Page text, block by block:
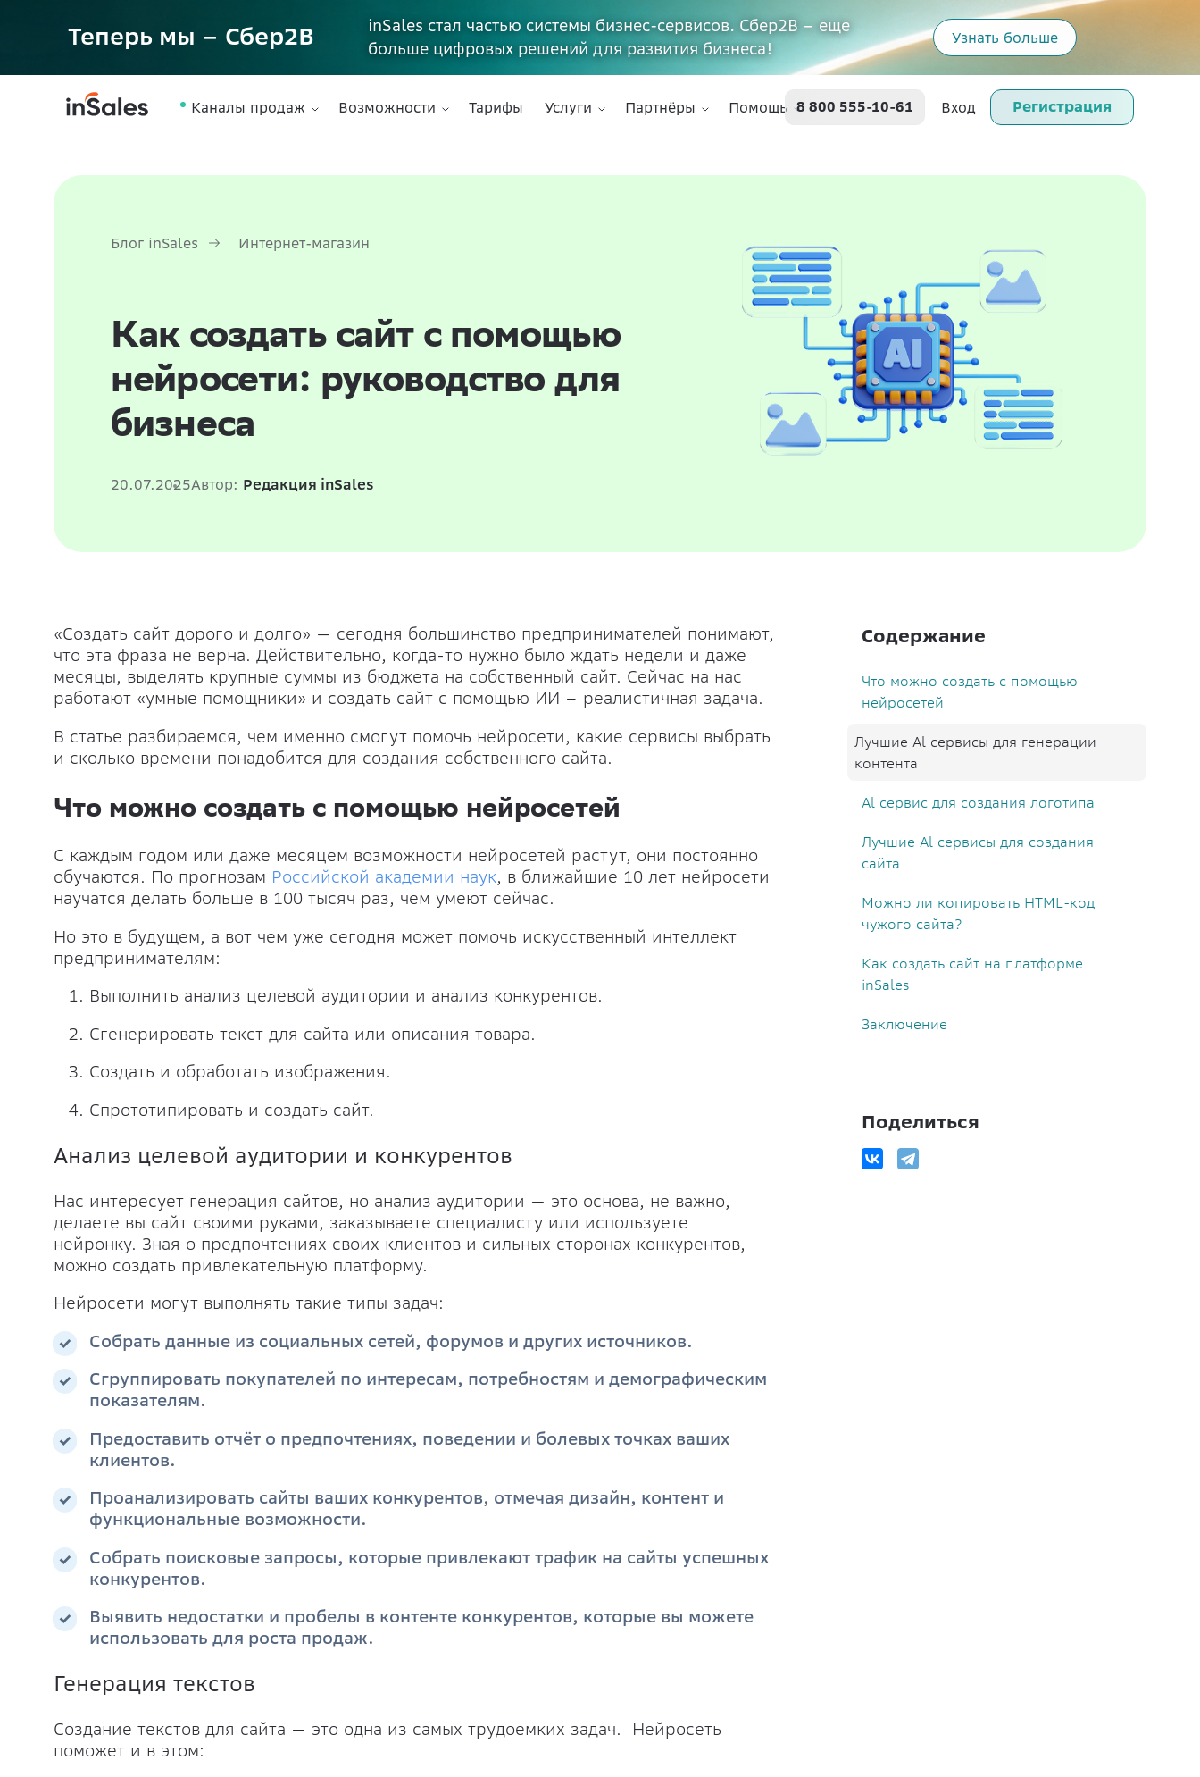
Теперь мы – Сбер2B
inSales стал частью системы бизнес-сервисов. Сбер2В – еще
больше цифровых решений для развития бизнеса!
Узнать больше
Каналы продаж Возможности Тарифы Услуги Партнёры Помощь 8 800 555-10-61 Вход Регистрация
Блог inSales Интернет-магазин
Как создать сайт с помощью
нейросети: руководство для
бизнеса
20.07.2025Автор: Редакция inSales
«Создать сайт дорого и долго» — сегодня большинство предпринимателей понимают,
что эта фраза не верна. Действительно, когда-то нужно было ждать недели и даже
месяцы, выделять крупные суммы из бюджета на собственный сайт. Сейчас на нас
работают «умные помощники» и создать сайт с помощью ИИ – реалистичная задача.
В статье разбираемся, чем именно смогут помочь нейросети, какие сервисы выбрать
и сколько времени понадобится для создания собственного сайта.
Что можно создать с помощью нейросетей
С каждым годом или даже месяцем возможности нейросетей растут, они постоянно
обучаются. По прогнозам Российской академии наук, в ближайшие 10 лет нейросети
научатся делать больше в 100 тысяч раз, чем умеют сейчас.
Но это в будущем, а вот чем уже сегодня может помочь искусственный интеллект
предпринимателям:
Выполнить анализ целевой аудитории и анализ конкурентов.
Сгенерировать текст для сайта или описания товара.
Создать и обработать изображения.
Спрототипировать и создать сайт.
Анализ целевой аудитории и конкурентов
Нас интересует генерация сайтов, но анализ аудитории — это основа, не важно,
делаете вы сайт своими руками, заказываете специалисту или используете
нейронку. Зная о предпочтениях своих клиентов и сильных сторонах конкурентов,
можно создать привлекательную платформу.
Нейросети могут выполнять такие типы задач:
Собрать данные из социальных сетей, форумов и других источников.
Сгруппировать покупателей по интересам, потребностям и демографическим
показателям.
Предоставить отчёт о предпочтениях, поведении и болевых точках ваших
клиентов.
Проанализировать сайты ваших конкурентов, отмечая дизайн, контент и
функциональные возможности.
Собрать поисковые запросы, которые привлекают трафик на сайты успешных
конкурентов.
Выявить недостатки и пробелы в контенте конкурентов, которые вы можете
использовать для роста продаж.
Генерация текстов
Создание текстов для сайта — это одна из самых трудоемких задач. Нейросеть
поможет и в этом:
Содержание
Что можно создать с помощью
нейросетей
Лучшие Al сервисы для генерации
контента
Al сервис для создания логотипа
Лучшие Al сервисы для создания
сайта
Можно ли копировать HTML-код
чужого сайта?
Как создать сайт на платформе
inSales
Заключение
Поделиться